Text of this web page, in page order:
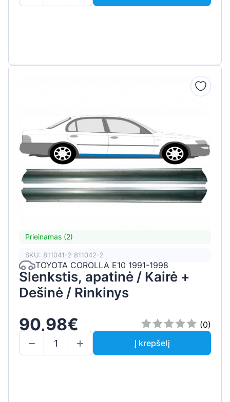
Prieinamas (2)
SKU: 811041-2 811042-2
TOYOTA COROLLA E10 1991-1998
Slenkstis, apatinė / Kairė +
Dešinė / Rinkinys
90,98€
(0)
Į krepšelį